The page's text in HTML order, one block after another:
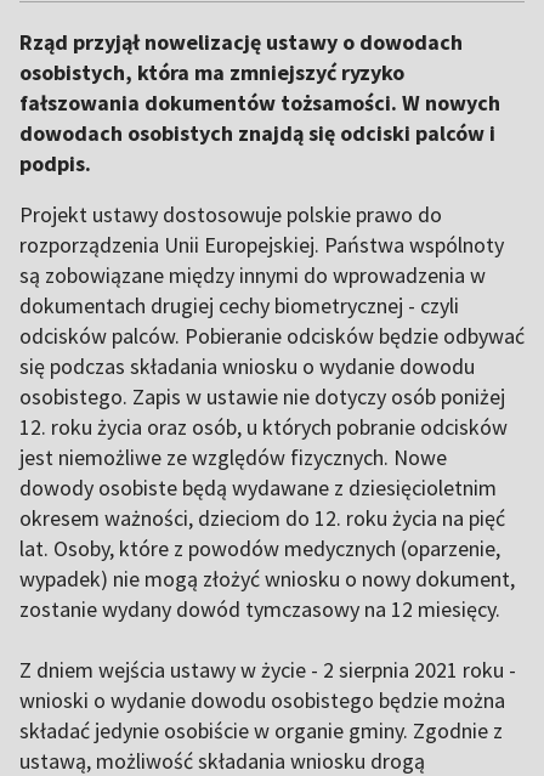
Rząd przyjął nowelizację ustawy o dowodach
osobistych, która ma zmniejszyć ryzyko
fałszowania dokumentów tożsamości. W nowych
dowodach osobistych znajdą się odciski palców i
podpis.
Projekt ustawy dostosowuje polskie prawo do
rozporządzenia Unii Europejskiej. Państwa wspólnoty
są zobowiązane między innymi do wprowadzenia w
dokumentach drugiej cechy biometrycznej - czyli
odcisków palców. Pobieranie odcisków będzie odbywać
się podczas składania wniosku o wydanie dowodu
osobistego. Zapis w ustawie nie dotyczy osób poniżej
12. roku życia oraz osób, u których pobranie odcisków
jest niemożliwe ze względów fizycznych. Nowe
dowody osobiste będą wydawane z dziesięcioletnim
okresem ważności, dzieciom do 12. roku życia na pięć
lat. Osoby, które z powodów medycznych (oparzenie,
wypadek) nie mogą złożyć wniosku o nowy dokument,
zostanie wydany dowód tymczasowy na 12 miesięcy.
Z dniem wejścia ustawy w życie - 2 sierpnia 2021 roku -
wnioski o wydanie dowodu osobistego będzie można
składać jedynie osobiście w organie gminy. Zgodnie z
ustawą, możliwość składania wniosku drogą